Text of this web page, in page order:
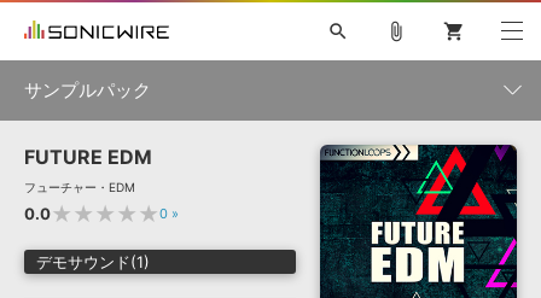
ソフト音源 »
プラグイン・エフェクト »
キャンペーン »
search
初音ミク NT 巡音ルカ V4X
MEIKO V3
KAITO V3
TOONTRACK
SPITFIRE AUDIO
VIENNA
EZ DRUMMER 3
ライセンスフリーBGM
サンプルパックを試そう
ボーカル抜き出し
DUBSTEP
MUTANT
ROUTER.FM
attach_file shopping_cart
サンプルパック
製品一覧
ジャンル
FUTURE EDM
フューチャー・EDM
0.0★★★★★0 »
デモサウンド(1)